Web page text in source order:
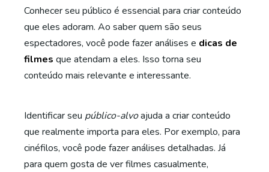
Conhecer seu público é essencial para criar conteúdo
que eles adoram. Ao saber quem são seus
espectadores, você pode fazer análises e dicas de
filmes que atendam a eles. Isso torna seu
conteúdo mais relevante e interessante.
Identificar seu público-alvoajuda a criar conteúdo
que realmente importa para eles. Por exemplo, para
cinéfilos, você pode fazer análises detalhadas. Já
para quem gosta de ver filmes casualmente,